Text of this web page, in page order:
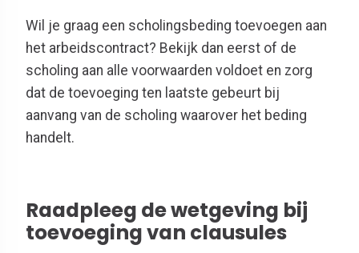
Wil je graag een scholingsbeding toevoegen aan
het arbeidscontract? Bekijk dan eerst of de
scholing aan alle voorwaarden voldoet en zorg
dat de toevoeging ten laatste gebeurt bij
aanvang van de scholing waarover het beding
handelt.
Raadpleeg de wetgeving bij
toevoeging van clausules